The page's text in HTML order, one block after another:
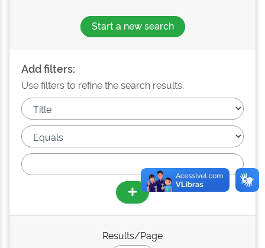
Start a new search
Add filters:
Use filters to refine the search results.
Results/Page